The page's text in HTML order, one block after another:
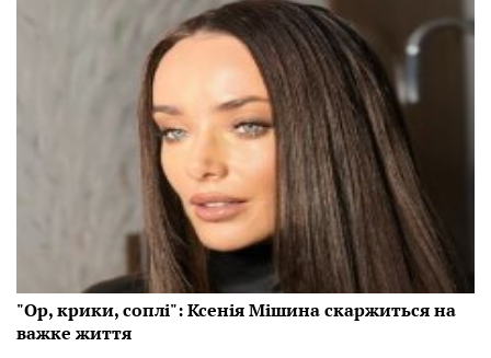
"Ор, крики, соплі": Ксенія Мішина скаржиться на
важке життя